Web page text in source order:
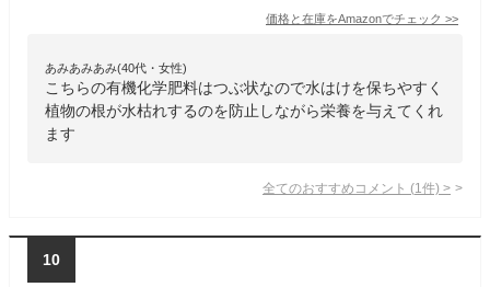
価格と在庫をAmazonでチェック >>
あみあみあみ(40代・女性)
こちらの有機化学肥料はつぶ状なので水はけを保ちやすく
植物の根が水枯れするのを防止しながら栄養を与えてくれ
ます
全てのおすすめコメント (1 件) >
10